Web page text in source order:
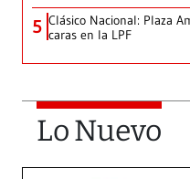
5 Clásico Nacional: Plaza
caras en la LPF
Lo Nuevo